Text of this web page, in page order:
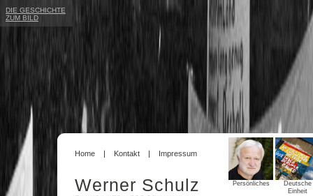
Home Kontakt Impressum
Werner Schulz Persönliches
Deutsche
Einheit
DIE GESCHICHTE
ZUM BILD